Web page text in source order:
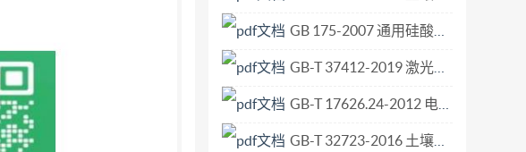
员会，对使用或依靠IEC出版物及任何IEC其他出版物过程中
）和出版增值，都不负有直接或间接 的责任。 8） 注意本部
容有可能涉及一些专利权问题，对此应引起注意。IEC组织
。它构成一次技术修订。 本出版物的双语版本（2005-06)代
61/2226/FDIS 61/2301/RVD 有关本部分表决通过的详细资
GB 175-2007 通用硅酸盐水泥.pdf
GB-T 37412-2019 激光器和激光相关设备 光腔衰荡高反射率测量方法.pdf
GB-T 17626.24-2012 电磁兼容 试验和测量技术 HEMP传导骚扰保护装置的试验方法.pdf
GB-T 32723-2016 土壤微生物生物量的测定 底物诱导呼吸法.pdf